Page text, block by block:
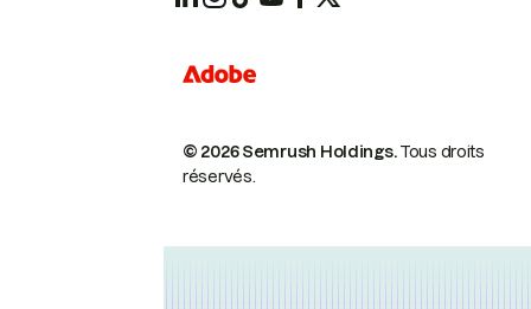
© 2026 Semrush Holdings.Tous droits
réservés.